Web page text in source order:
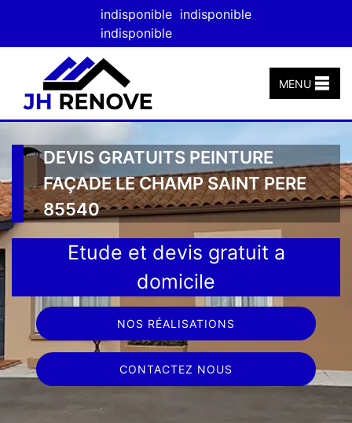
indisponible indisponible
indisponible
MENU
DEVIS GRATUITS PEINTURE
FAÇADE LE CHAMP SAINT PERE
85540
Etude et devis gratuit a
domicile
NOS RÉALISATIONS
CONTACTEZ NOUS